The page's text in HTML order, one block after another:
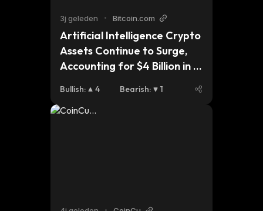
3j geleden • Bitcoin.com
Artificial Intelligence Crypto
Assets Continue to Surge,
Accounting for $4 Billion in
Bullish: 4 Bearish: 1